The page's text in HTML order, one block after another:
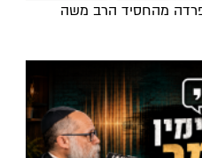
מהחסיד הרב משה